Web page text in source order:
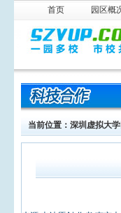
首页 园区概
当前位置： 深圳虚拟大学